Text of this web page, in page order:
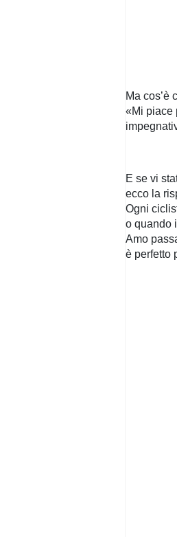
Ma cos’è
«Mi piace
E se vi
ecco la
Ogni
o quando
Amo
è perfetto